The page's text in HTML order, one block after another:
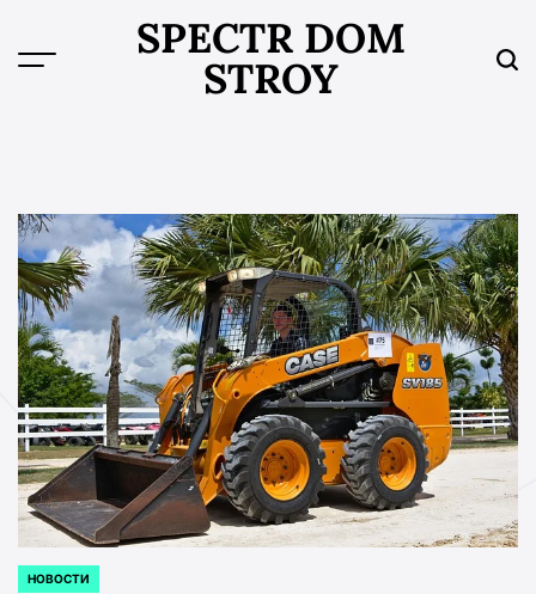
content
SPECTR DOM
STROY
POSTED
НОВОСТИ